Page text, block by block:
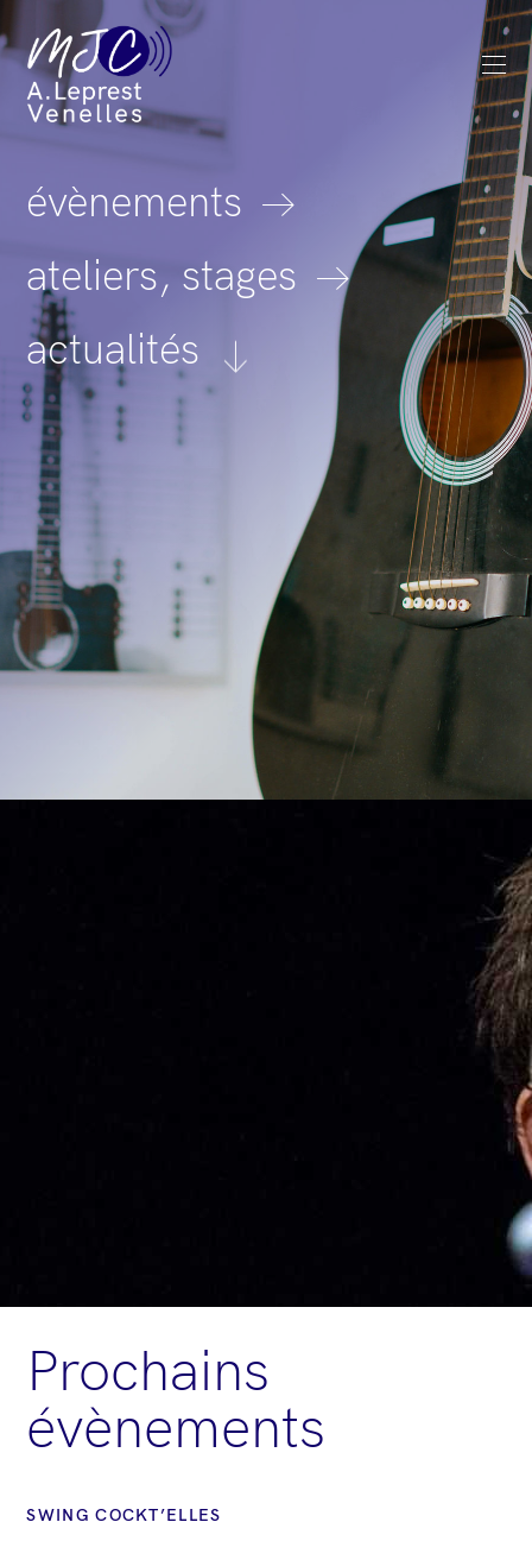
évènements
ateliers, stages
actualités
Prochains
évènements
SWING COCKT’ELLES